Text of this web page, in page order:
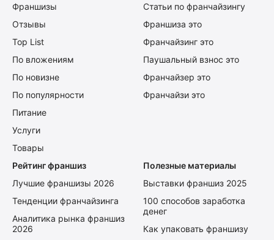
Франшизы
Отзывы
Top List
По вложениям
По новизне
По популярности
Питание
Услуги
Товары
Статьи по франчайзингу
Франшиза это
Франчайзинг это
Паушальный взнос это
Франчайзер это
Франчайзи это
Рейтинг франшиз
Лучшие франшизы 2026
Тенденции франчайзинга
Аналитика рынка франшиз
2026
Полезные материалы
Выставки франшиз 2025
100 способов заработка
денег
Как упаковать франшизу